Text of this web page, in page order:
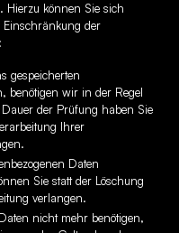
Hierzu können Sie sich
Einschränkung der
gespeicherten
benötigen wir in der Regel
der Prüfung haben Sie
Ihrer
Daten
Sie statt der Löschung
verlangen.
nicht mehr benötigen,